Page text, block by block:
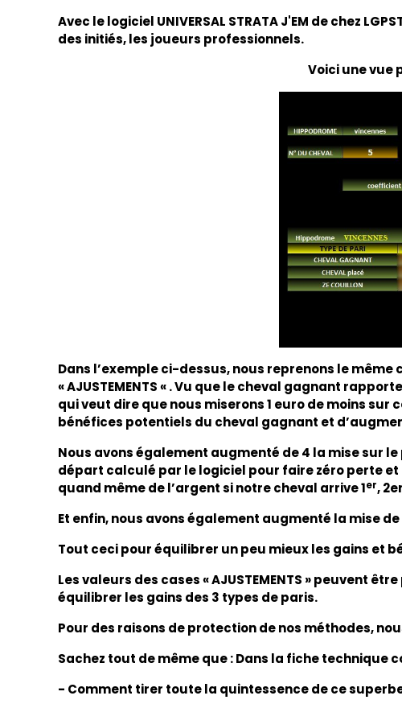
Avec le logiciel UNIVERSAL STRATA J'EM de chez
des initiés, les joueurs professionnels.
Voici une vue
Dans l’exemple ci-dessus, nous reprenons le
« AJUSTEMENTS « . Vu que le cheval gagnant
qui veut dire que nous miserons 1 euro de moins
bénéfices potentiels du cheval gagnant et
Nous avons également augmenté de 4 la mise sur
départ calculé par le logiciel pour faire zéro perte
quand même de l’argent si notre cheval arrive 1er,
Et enfin, nous avons également augmenté la mise
Tout ceci pour équilibrer un peu mieux les gains et
Les valeurs des cases « AJUSTEMENTS » peuvent
équilibrer les gains des 3 types de paris.
Pour des raisons de protection de nos méthodes,
Sachez tout de même que : Dans la fiche technique
- Comment tirer toute la quintessence de ce